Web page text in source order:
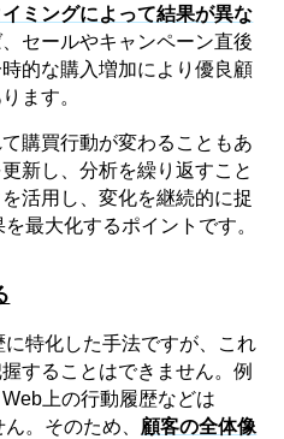
ミングによって結果が異な
セールやキャンペーン直後
的な購入増加により優良顧
ます。
購買行動が変わることもあ
新し、分析を繰り返すこと
活用し、変化を継続的に捉
最大化するポイントです。
特化した手法ですが、これ
することはできません。例
上の行動履歴などは
。そのため、 顧客の全体像